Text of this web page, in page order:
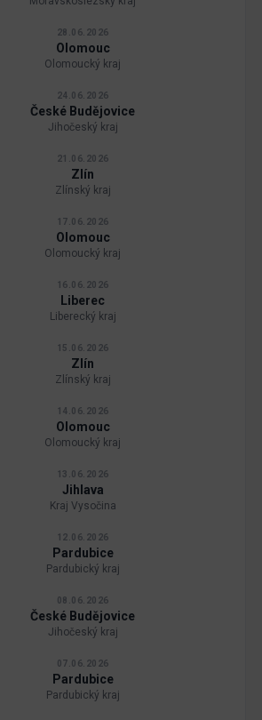
28.06.2026
Olomouc
Olomoucký kraj
24.06.2026
České Budějovice
Jihočeský kraj
21.06.2026
Zlín
Zlínský kraj
17.06.2026
Olomouc
Olomoucký kraj
16.06.2026
Liberec
Liberecký kraj
15.06.2026
Zlín
Zlínský kraj
14.06.2026
Olomouc
Olomoucký kraj
13.06.2026
Jihlava
Kraj Vysočina
12.06.2026
Pardubice
Pardubický kraj
08.06.2026
České Budějovice
Jihočeský kraj
07.06.2026
Pardubice
Pardubický kraj